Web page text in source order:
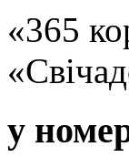
«365
у